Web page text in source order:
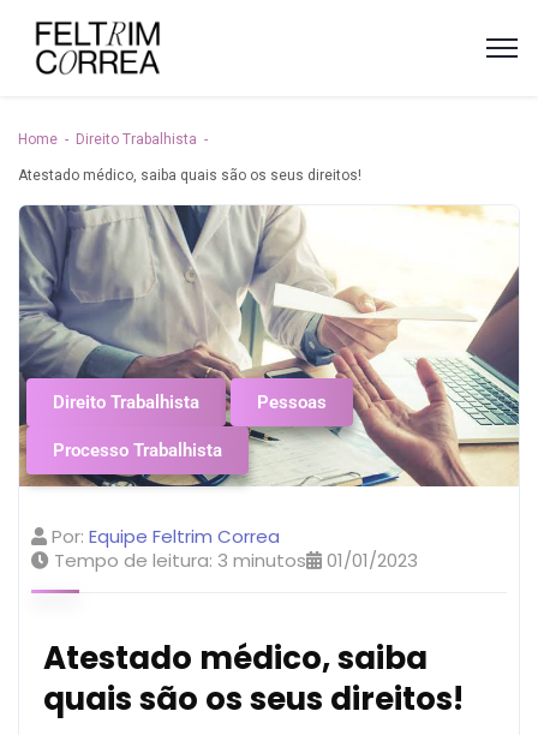
Home Direito Trabalhista
Atestado médico, saiba quais são os seus direitos!
Direito Trabalhista Pessoas
Processo Trabalhista
Por: Equipe Feltrim Correa
Tempo de leitura: 3 minutos 01/01/2023
Atestado médico, saiba
quais são os seus direitos!